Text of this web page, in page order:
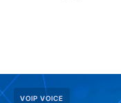
VOIP VOICE